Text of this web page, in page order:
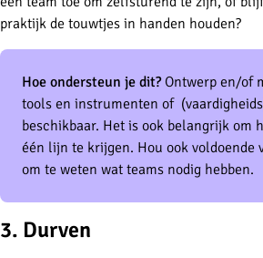
praktijk de touwtjes in handen houden?
Hoe ondersteun je dit?Ontwerp en/of
tools en instrumenten of
beschikbaar. Het is ook belangrijk om
één lijn te krijgen. Hou ook voldoende
om te weten wat teams nodig hebben.
3. Durven